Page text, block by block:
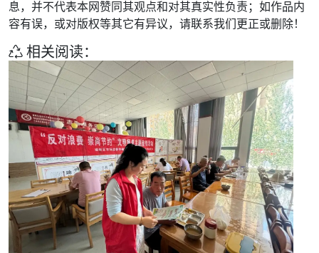
息，并不代表本网赞同其观点和对其真实性负责；如作品内
容有误，或对版权等其它有异议，请联系我们更正或删除！
相关阅读：